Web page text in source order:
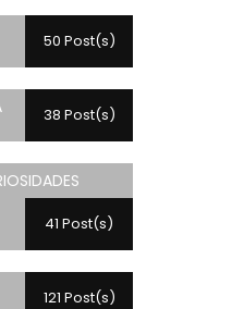
50 Post(s)
38 Post(s)
41 Post(s)
121 Post(s)